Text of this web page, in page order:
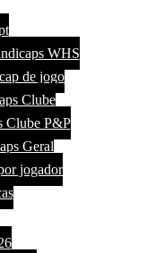
WHS
de jogo
Clube
Clube P&P
Geral
jogador